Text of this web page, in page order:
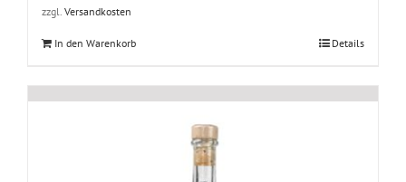
zzgl. Versandkosten
In den Warenkorb Details